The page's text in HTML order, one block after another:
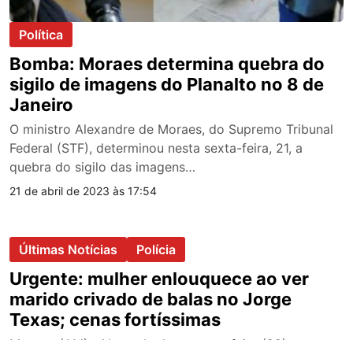
Política
Bomba: Moraes determina quebra do
sigilo de imagens do Planalto no 8 de
Janeiro
O ministro Alexandre de Moraes, do Supremo Tribunal
Federal (STF), determinou nesta sexta-feira, 21, a
quebra do sigilo das imagens…
21 de abril de 2023 às 17:54
Últimas Notícias Polícia
Urgente: mulher enlouquece ao ver
marido crivado de balas no Jorge
Texas; cenas fortíssimas